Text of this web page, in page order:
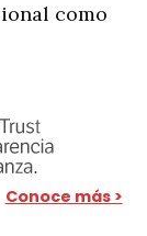
como
Conoce más >